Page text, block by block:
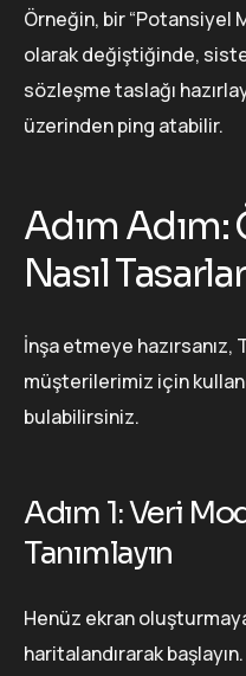
Örneğin, bir “Potansiyel
olarak değiştiğinde,
sözleşme taslağı
üzerinden ping atabilir.
Adım
Nasıl
İnşa etmeye hazırsanız,
müşterilerimiz için
bulabilirsiniz.
Adım 1: Veri
Tanımlayın
Henüz ekran
haritalandırarak başlayın.